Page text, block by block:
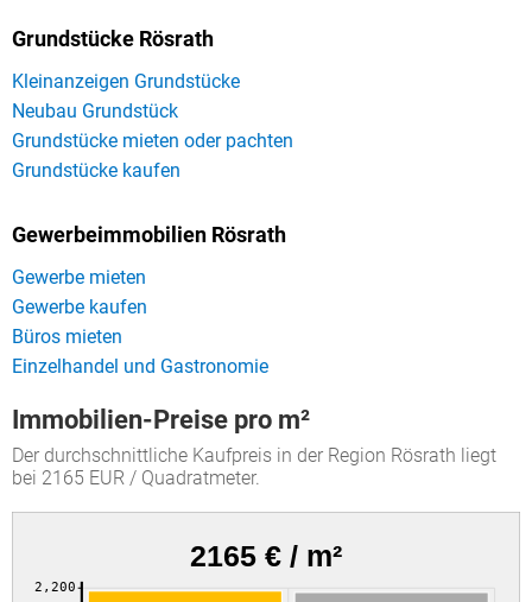
Grundstücke Rösrath
Kleinanzeigen Grundstücke
Neubau Grundstück
Grundstücke mieten oder pachten
Grundstücke kaufen
Gewerbeimmobilien Rösrath
Gewerbe mieten
Gewerbe kaufen
Büros mieten
Einzelhandel und Gastronomie
Immobilien-Preise pro m²
Der durchschnittliche Kaufpreis in der Region Rösrath liegt
bei 2165 EUR / Quadratmeter.
2165 € / m²
2,200